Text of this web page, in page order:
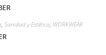
, Sanidad y Estética, WORKWEAR